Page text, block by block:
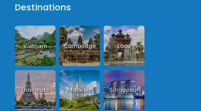
Destinations
Vietnam Cambodge Laos
Thailande Malaisie Singapour